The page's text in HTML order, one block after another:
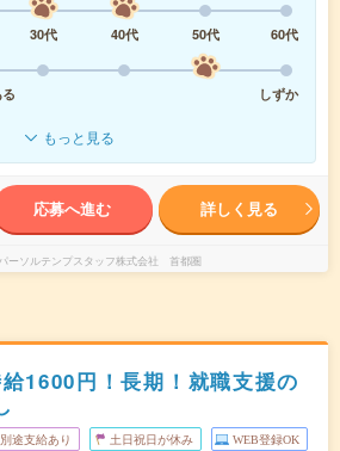
30代 40代 50代
60代
しずか
もっと見る
応募へ進む 詳しく見る
ーソルテンプスタッフ株式会社 首都圏
給1600円！長期！就職支援の
途支給あり 土日祝日が休み WEB登録OK